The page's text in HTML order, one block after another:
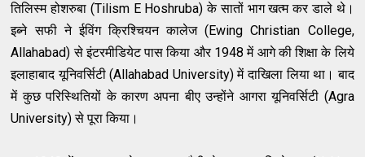
तिलिस्म होशरुबा (Tilism E Hoshruba) के सातों भाग खत्म कर डाले थे।
इब्ने सफी ने ईविंग क्रिश्चियन कालेज (Ewing Christian College,
Allahabad) से इंटरमीडियेट पास किया और 1948 में आगे की शिक्षा के लिये
इलाहाबाद यूनिवर्सिटी (Allahabad University) में दाखिला लिया था। बाद
में कुछ परिस्थितियों के कारण अपना बीए उन्होंने आगरा यूनिवर्सिटी (Agra
University) से पूरा किया।